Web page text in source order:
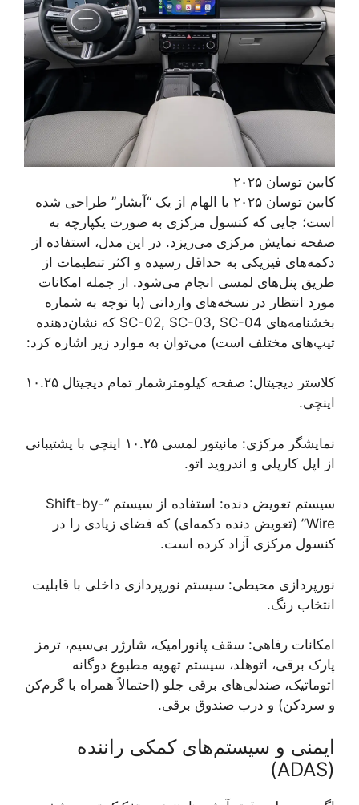
کابین توسان ۲۰۲۵
کابین توسان ۲۰۲۵ با الهام از یک “آبشار” طراحی شده
است؛ جایی که کنسول مرکزی به صورت یکپارچه به
صفحه نمایش مرکزی می‌ریزد. در این مدل، استفاده از
دکمه‌های فیزیکی به حداقل رسیده و اکثر تنظیمات از
طریق پنل‌های لمسی انجام می‌شود. از جمله امکانات
مورد انتظار در نسخه‌های وارداتی (با توجه به شماره
بخشنامه‌های SC-02, SC-03, SC-04 که نشان‌دهنده
تیپ‌های مختلف است) می‌توان به موارد زیر اشاره کرد:
کلاستر دیجیتال: صفحه کیلومترشمار تمام دیجیتال ۱۰.۲۵
اینچی.
نمایشگر مرکزی: مانیتور لمسی ۱۰.۲۵ اینچی با پشتیبانی
از اپل کارپلی و اندروید اتو.
سیستم تعویض دنده: استفاده از سیستم “Shift-by-
Wire” (تعویض دنده دکمه‌ای) که فضای زیادی را در
کنسول مرکزی آزاد کرده است.
نورپردازی محیطی: سیستم نورپردازی داخلی با قابلیت
انتخاب رنگ.
امکانات رفاهی: سقف پانورامیک، شارژر بی‌سیم، ترمز
پارک برقی، اتوهلد، سیستم تهویه مطبوع دوگانه
اتوماتیک، صندلی‌های برقی جلو (احتمالاً همراه با گرم‌کن
و سردکن) و درب صندوق برقی.
ایمنی و سیستم‌های کمکی راننده
(ADAS)